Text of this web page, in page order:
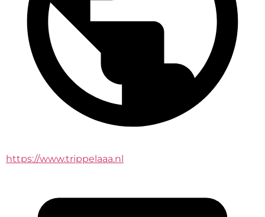
https://www.trippelaaa.nl